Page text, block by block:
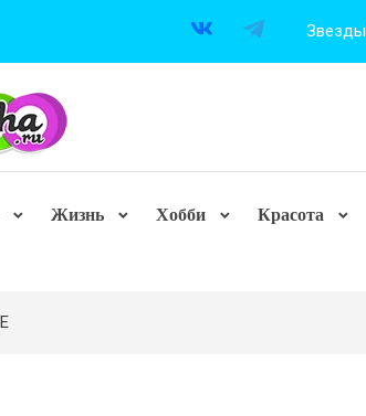
Звезды
Жизнь Хобби Красота